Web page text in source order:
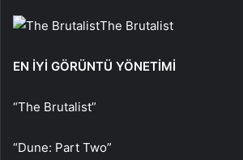
The Brutalist
EN İYİ GÖRÜNTÜ YÖNETİMİ
“The Brutalist”
“Dune: Part Two”